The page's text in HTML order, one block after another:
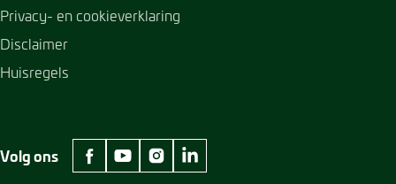
Privacy- en cookieverklaring
Disclaimer
Huisregels
Volg ons
facebook Museum Jan Cunen
youtube Museum Jan Cunen
instagram Museum Jan Cunen
linkedin Museum Jan Cunen